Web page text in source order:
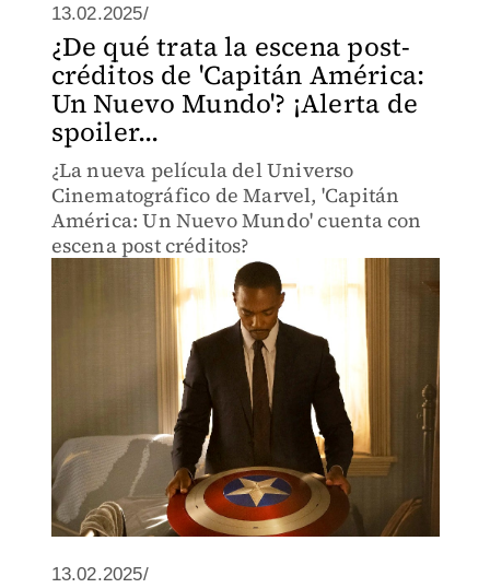
13.02.2025/
¿De qué trata la escena post-
créditos de 'Capitán América:
Un Nuevo Mundo'? ¡Alerta de
spoiler...
¿La nueva película del Universo
Cinematográfico de Marvel, 'Capitán
América: Un Nuevo Mundo' cuenta con
escena post créditos?
13.02.2025/